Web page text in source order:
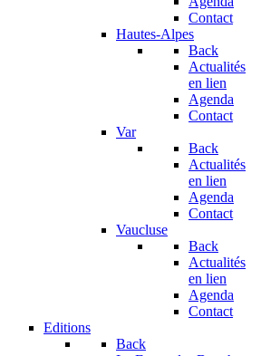
Contact
Hautes-Alpes
Back
Actualités
en lien
Agenda
Contact
Var
Back
Actualités
en lien
Agenda
Contact
Vaucluse
Back
Actualités
en lien
Agenda
Contact
Editions
Back